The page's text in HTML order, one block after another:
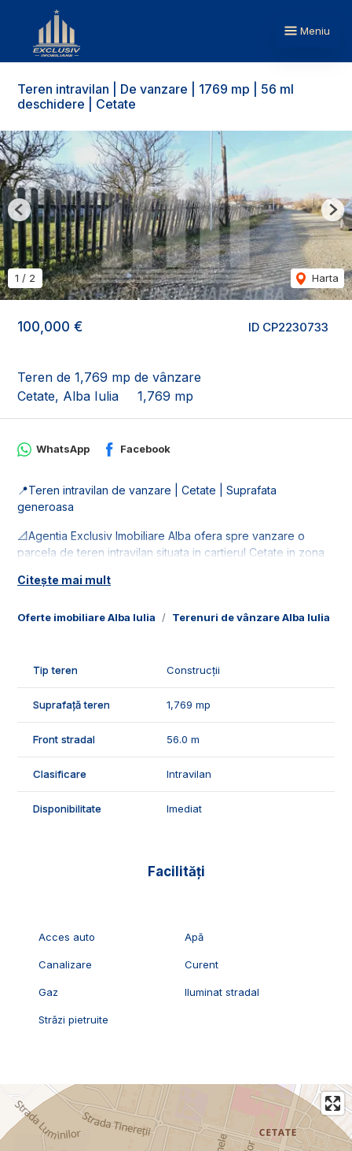
Meniu
Teren intravilan | De vanzare | 1769 mp | 56 ml
deschidere | Cetate
ID CP2230733
100,000 €
Teren de 1,769 mp de vânzare
Cetate, Alba Iulia
1,769 mp
1 / 2 Harta
Previous
Oferte imobiliare Alba Iulia Terenuri de vânzare Alba Iulia
WhatsApp Facebook
📍Teren intravilan de vanzare | Cetate | Suprafata
generoasa
📐Agentia Exclusiv Imobiliare Alba ofera spre vanzare o
parcela de teren intravilan situata in cartierul Cetate in zona
56 ml.
🚰Dispune de retelele de utilitati: apa, gaz, curent si
🤝Parcela este ideala pentru constructia unei case
individuale sau a unei case cuplate.
vizionari, suntem disponibili pentru dumneavostra, Echipa
ID Exclusiv - 2230733
Citește mai mult
Tip teren Construcții
Suprafață teren 1,769 mp
Front stradal 56.0 m
Clasificare Intravilan
Disponibilitate Imediat
Facilități
Acces auto Apă
Canalizare Curent
Gaz Iluminat stradal
Străzi pietruite